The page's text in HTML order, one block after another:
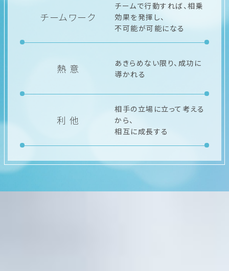
チームワーク
チームで行動すれば、相乗
効果を発揮し、
不可能が可能になる
熱 意
あきらめない限り、成功に
導かれる
利 他
相手の立場に立って考える
から、
相互に成長する